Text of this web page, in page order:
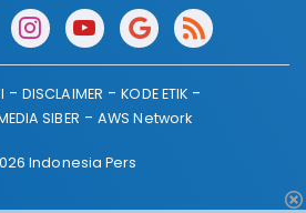
DISCLAIMER
KODE ETIK
SIBER
AWS Network
Indonesia Pers